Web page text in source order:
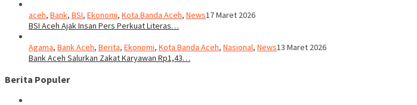
aceh, Bank, BSI, Ekonomi, Kota Banda Aceh, News17 Maret 2026
BSI Aceh Ajak Insan Pers Perkuat Literas…
Agama, Bank Aceh, Berita, Ekonomi, Kota Banda Aceh, Nasional, News13 Maret 2026
Bank Aceh Salurkan Zakat Karyawan Rp1,43…
Berita Populer